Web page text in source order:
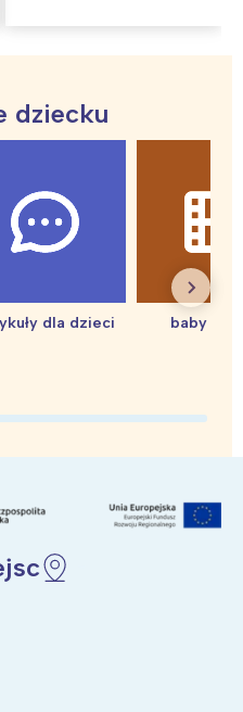
dziecku
dla dzieci baby